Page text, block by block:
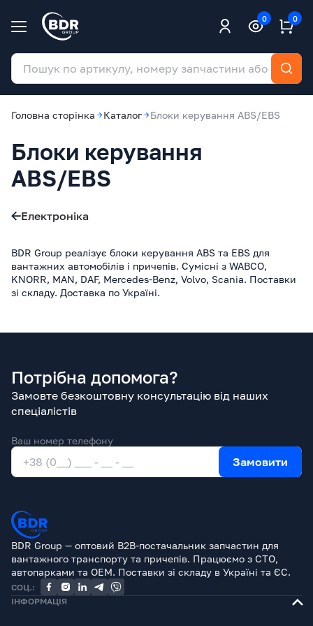
0 0
Головна сторінка Каталог Блоки керування ABS/EBS
Блоки керування
ABS/EBS
Електроніка
BDR Group реалізує блоки керування ABS та EBS для
вантажних автомобілів і причепів. Сумісні з WABCO,
KNORR, MAN, DAF, Mercedes-Benz, Volvo, Scania. Поставки
зі складу. Доставка по Україні.
Потрібна допомога?
Замовте безкоштовну консультацію від наших
спеціалістів
Ваш номер телефону
Замовити
BDR Group — оптовий B2B-постачальник запчастин для
вантажного транспорту та причепів. Працюємо з СТО,
автопарками та OEM. Поставки зі складу в Україні та ЄС.
СОЦ.:
ІНФОРМАЦІЯ